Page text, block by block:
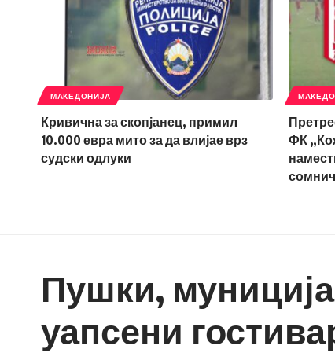
МАКЕДОНИЈА
Кривична за скопјанец, примил
10.000 евра мито за да влијае врз
судски одлуки
ФК
Пушки,
уапсени